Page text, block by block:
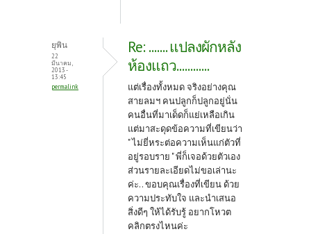
ยุพิน
22
มีนาคม,
2013 -
13:45
permalink
Re: ....... แปลงผักหลัง
ห้องแถว............
แต่เรื่องทั้งหมด จริงอย่างคุณ
สายลมฯ คนปลูกก็ปลูกอยู่นั่น
คนอื่นที่มาเด็ดก็แย่เหลือเกิน
แต่มาสะดุดข้อความที่เขียนว่า
"ไม่ยี่หระต่อความเห็นแก่ตัวที่
อยู่รอบราย " พี่ก็เจอด้วยตัวเอง
ส่วนรายละเอียดไม่ขอเล่านะ
ค่ะ.. ขอบคุณเรื่องที่เขียน ด้วย
ความประทับใจ และนำเสนอ
สิ่งดีๆ ให้ได้รับรู้ อยากโหวต
คลิกตรงไหนค่ะ